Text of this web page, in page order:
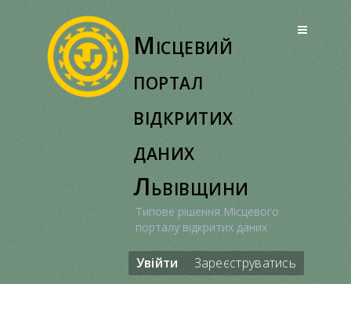
Місцевий
портал
відкритих
даних
Львівщини
Типове рішення Місцевого
порталу відкритих даних
Увійти Зареєструватись